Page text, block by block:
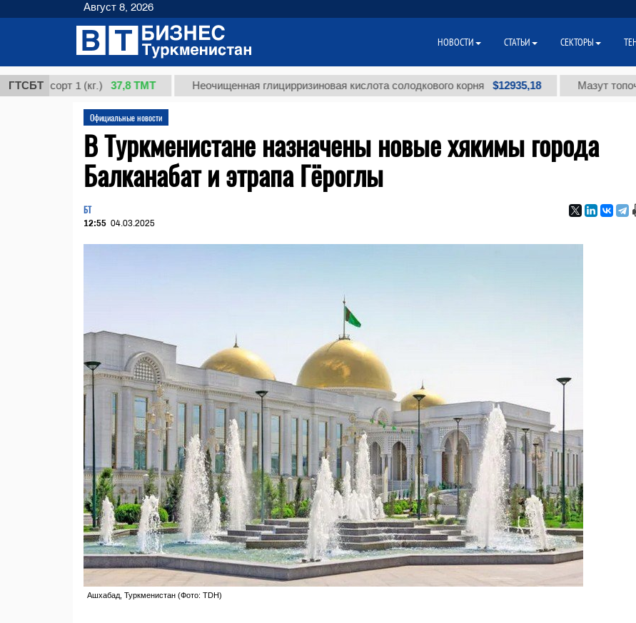
ГТСБТ
сорт 1 (кг.) 37,8 ТМТ Неочищенная глицирризиновая кислота солодкового корня $12935,18 Мазут топочный
Официальные новости
В Туркменистане назначены новые хякимы города
Балканабат и этрапа Гёроглы
БТ
12:55 04.03.2025
Ашхабад, Туркменистан (Фото: TDH)
Август 8, 2026
НОВОСТИ СТАТЬИ СЕКТОРЫ